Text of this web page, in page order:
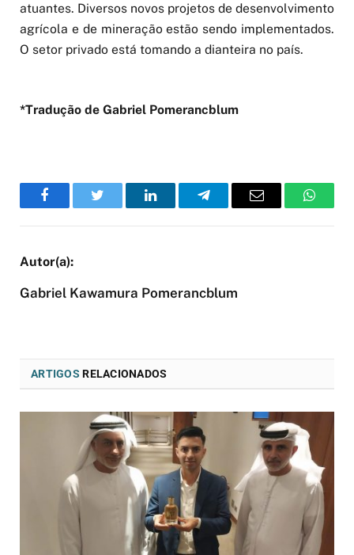
atuantes. Diversos novos projetos de desenvolvimento
agrícola e de mineração estão sendo implementados.
O setor privado está tomando a dianteira no país.
*Tradução de Gabriel Pomerancblum
FacebookTwitter LinkedInTelegramEmail
Gabriel Kawamura Pomerancblum
ARTIGOS RELACIONADOS